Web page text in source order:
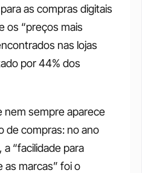
as compras digitais
os “preços mais
nas lojas
por 44% dos
nem sempre aparece
de compras: no ano
“facilidade para
marcas” foi o